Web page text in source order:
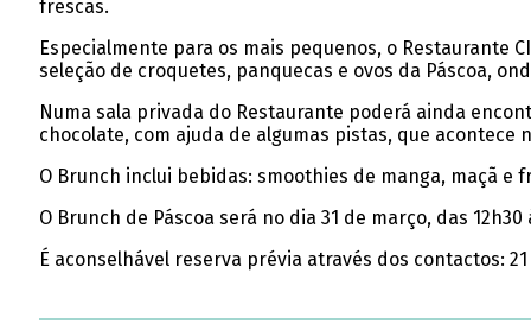
frescas.
Especialmente para os mais pequenos, o Restaurante
seleção de croquetes, panquecas e ovos da Páscoa,
Numa sala privada do Restaurante poderá ainda
chocolate, com ajuda de algumas pistas, que acontece
O Brunch inclui bebidas: smoothies de manga, maçã e
O Brunch de Páscoa será no dia 31 de março, das
É aconselhável reserva prévia através dos contactos: